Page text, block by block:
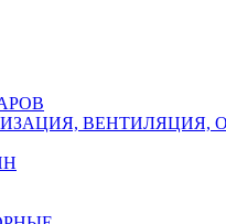
ВЕНТИЛЯЦИЯ,